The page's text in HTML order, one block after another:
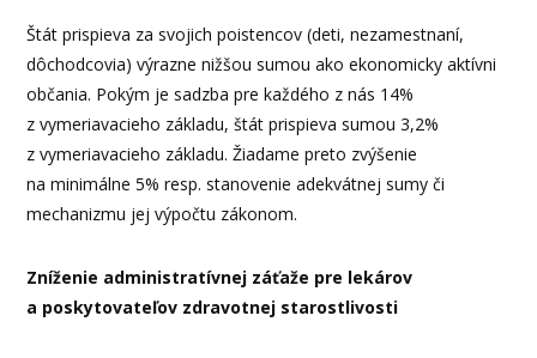
Štát prispieva za svojich poistencov (deti, nezamestnaní,
dôchodcovia) výrazne nižšou sumou ako ekonomicky aktívni
občania. Pokým je sadzba pre každého z nás 14%
z vymeriavacieho základu, štát prispieva sumou 3,2%
z vymeriavacieho základu. Žiadame preto zvýšenie
na minimálne 5% resp. stanovenie adekvátnej sumy či
mechanizmu jej výpočtu zákonom.
Zníženie administratívnej záťaže pre lekárov
a poskytovateľov zdravotnej starostlivosti